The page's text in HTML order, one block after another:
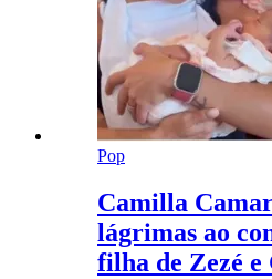
Pop
Camilla
lágrimas ao
filha de Zezé e